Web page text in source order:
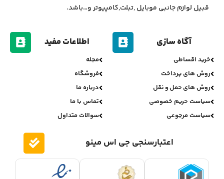
قبیل لوازم جانبی موبایل ,تبلت,کامپیوتر و…باشد.
آگاه سازی
خرید اقساطی
روش های پرداخت
روش های حمل و نقل
سیاست حریم خصوصی
سیاست مرجوعی
اطلاعات مفید
مجله
فروشگاه
درباره ما
تماس با ما
سوالات متداول
اعتبارسنجی جی اس مینو